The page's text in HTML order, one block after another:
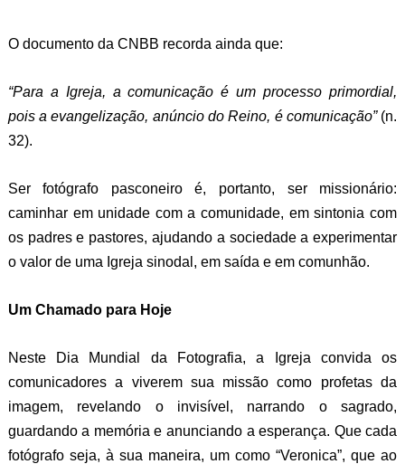
O documento da CNBB recorda ainda que:
“Para a Igreja, a comunicação é um processo primordial,
pois a evangelização, anúncio do Reino, é comunicação” (n.
32).
Ser fotógrafo pasconeiro é, portanto, ser missionário:
caminhar em unidade com a comunidade, em sintonia com
os padres e pastores, ajudando a sociedade a experimentar
o valor de uma Igreja sinodal, em saída e em comunhão.
Um Chamado para Hoje
Neste Dia Mundial da Fotografia, a Igreja convida os
comunicadores a viverem sua missão como profetas da
imagem, revelando o invisível, narrando o sagrado,
guardando a memória e anunciando a esperança. Que cada
fotógrafo seja, à sua maneira, um como “Veronica”, que ao